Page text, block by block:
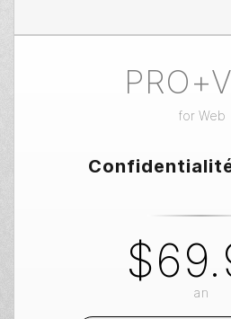
for Web
an